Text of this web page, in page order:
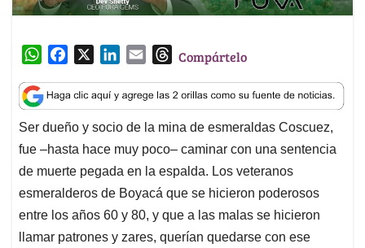
W
a
t
s
A
p
p
c
e
b
o
o
k
n
k
e
d
I
n
a
i
l
T
r
e
a
d
s
Compártelo
Ser dueño y socio de la mina de esmeraldas Coscuez,
fue –hasta hace muy poco– caminar con una sentencia
de muerte pegada en la espalda. Los veteranos
esmeralderos de Boyacá que se hicieron poderosos
entre los años 60 y 80, y que a las malas se hicieron
llamar patrones y zares, querían quedarse con ese